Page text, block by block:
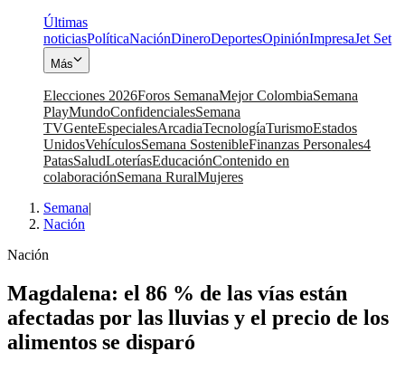
Últimas
noticiasPolíticaNaciónDineroDeportesOpiniónImpresaJet Set
Más
Elecciones 2026Foros SemanaMejor ColombiaSemana
PlayMundoConfidencialesSemana
TVGenteEspecialesArcadiaTecnologíaTurismoEstados
UnidosVehículosSemana SostenibleFinanzas Personales4
PatasSaludLoteríasEducaciónContenido en
colaboraciónSemana RuralMujeres
Semana|
Nación
Nación
Magdalena: el 86 % de las vías están
afectadas por las lluvias y el precio de los
alimentos se disparó